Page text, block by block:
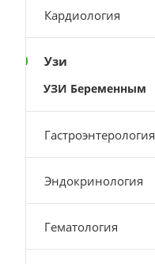
Кардиология
Узи
УЗИ Беременным
Гастроэнтерология
Эндокринология
Гематология